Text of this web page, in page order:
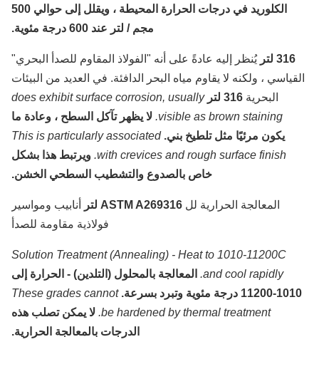
الكلوريد في درجات الحرارة المحيطة ، ويقلل إلى حوالي 500
مجم / لتر عند 600 درجة مئوية.
يُنظر إليه عادةً على أنه "الفولاذ المقاوم للصدأ البحري"
، ولكنه لا يقاوم مياه البحر الدافئة. في العديد من البيئات
البحرية316 لتر
does exhibit surface corrosion, usually
visible as brown staining. لا يظهر تآكل السطح ، وعادة ما
يكون مرئيًا مثل تلطيخ بني. This is particularly associated
with crevices and rough surface finish. ويرتبط هذا بشكل
خاص بالصدوع والتشطيب السطحي الخشن.
المعالجة الحرارية للASTM A269316 لتر
أنابيب ومواسير
فولاذية مقاومة للصدأ
Solution Treatment (Annealing) - Heat to 1010-11200C
and cool rapidly. المعالجة بالمحلول (التلدين) - الحرارة إلى
درجة مئوية وتبرد بسرعة.
These grades cannot
be hardened by thermal treatment. لا يمكن تصلب هذه
الدرجات بالمعالجة الحرارية.